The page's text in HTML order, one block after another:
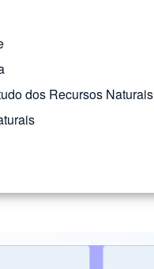
dos Recursos Naturais